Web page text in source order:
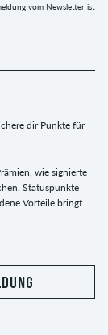
vom Newsletter ist
dir Punkte für
wie signierte
Statuspunkte
Vorteile bringt.